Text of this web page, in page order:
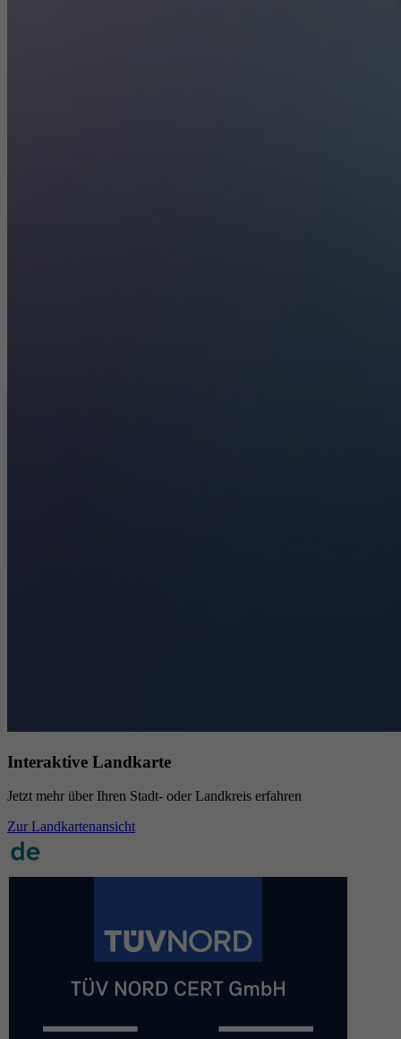
Interaktive Landkarte
Jetzt mehr über Ihren Stadt- oder Landkreis erfahren
Zur Landkartenansicht